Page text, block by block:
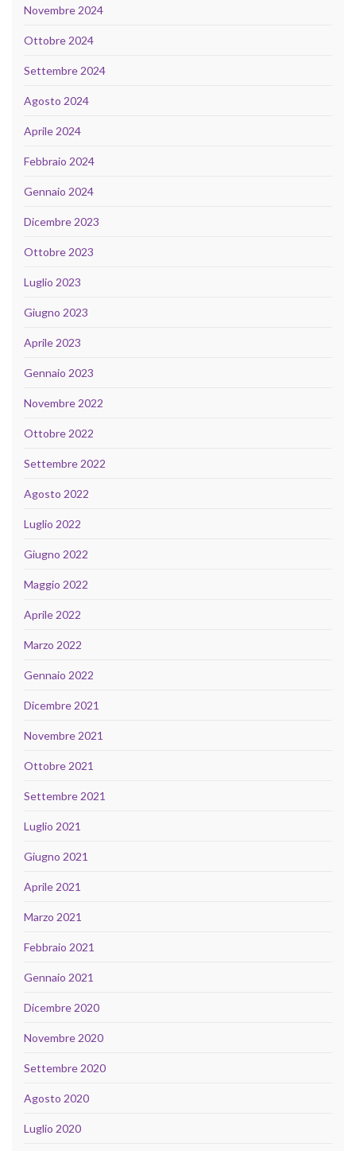
Novembre 2024
Ottobre 2024
Settembre 2024
Agosto 2024
Aprile 2024
Febbraio 2024
Gennaio 2024
Dicembre 2023
Ottobre 2023
Luglio 2023
Giugno 2023
Aprile 2023
Gennaio 2023
Novembre 2022
Ottobre 2022
Settembre 2022
Agosto 2022
Luglio 2022
Giugno 2022
Maggio 2022
Aprile 2022
Marzo 2022
Gennaio 2022
Dicembre 2021
Novembre 2021
Ottobre 2021
Settembre 2021
Luglio 2021
Giugno 2021
Aprile 2021
Marzo 2021
Febbraio 2021
Gennaio 2021
Dicembre 2020
Novembre 2020
Settembre 2020
Agosto 2020
Luglio 2020